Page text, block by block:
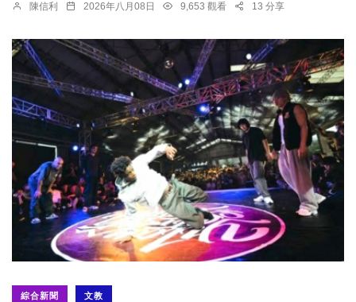
陳信利 2026年八月08日 9,653 觀看 13 分享
綜合新聞 文教